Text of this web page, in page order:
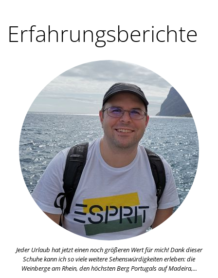
Erfahrungsberichte
Jeder Urlaub hat jetzt einen noch größeren Wert für mich! Dank dieser
Schuhe kann ich so viele weitere Sehenswürdigkeiten erleben: die
Weinberge am Rhein, den höchsten Berg Portugals auf Madeira,...